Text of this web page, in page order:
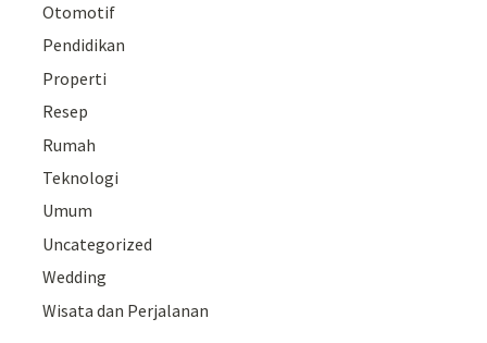
Otomotif
Pendidikan
Properti
Resep
Rumah
Teknologi
Umum
Uncategorized
Wedding
Wisata dan Perjalanan